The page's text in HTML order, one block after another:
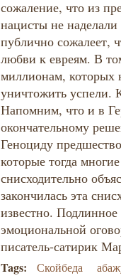
сожаление, что из
нацисты не
публично сожалеет,
любви к евреям. В
миллионам, которых
уничтожить успели.
Напомним, что и в
окончательному
Геноциду
которые тогда
снисходительно
закончилась эта
известно.
эмоциональной
писатель-сатирик
Tags: Скойбеда